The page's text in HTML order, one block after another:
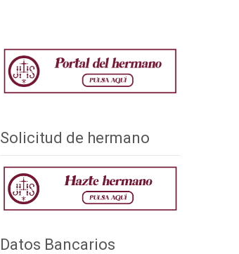
Solicitud de hermano
Datos Bancarios